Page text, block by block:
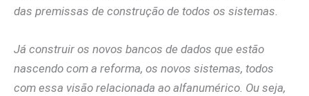
das premissas de construção de todos os sistemas.
Já construir os novos bancos de dados que estão
nascendo com a reforma, os novos sistemas, todos
com essa visão relacionada ao alfanumérico. Ou seja,